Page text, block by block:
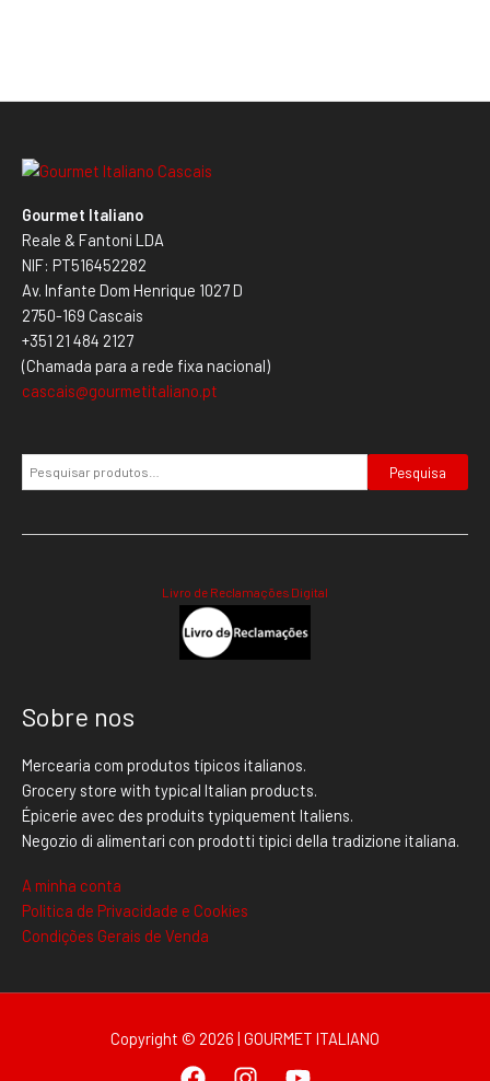
Gourmet Italiano
Reale & Fantoni LDA
NIF: PT516452282
Av. Infante Dom Henrique 1027 D
2750-169 Cascais
+351 21 484 2127
(Chamada para a rede fixa nacional)
cascais@gourmetitaliano.pt
Pesquisa
Livro de Reclamações Digital
Sobre nos
Mercearia com produtos típicos italianos.
Grocery store with typical Italian products.
Épicerie avec des produits typiquement Italiens.
Negozio di alimentari con prodotti tipici della tradizione italiana.
A minha conta
Politica de Privacidade e Cookies
Condições Gerais de Venda
Copyright © 2026 | GOURMET ITALIANO